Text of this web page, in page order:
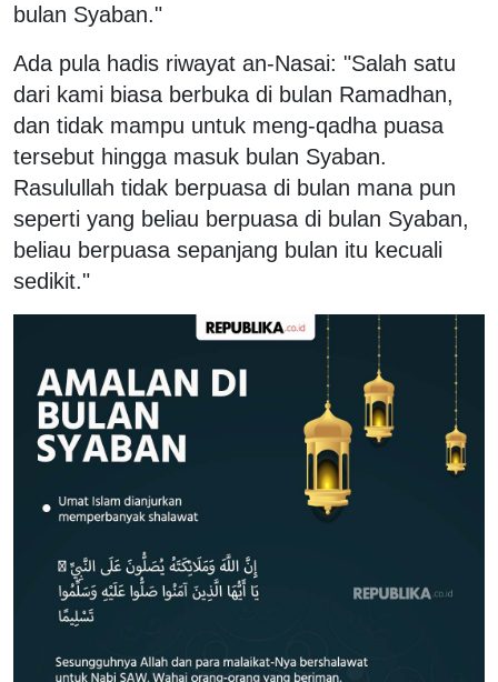
bulan Syaban."
Ada pula hadis riwayat an-Nasai: "Salah satu
dari kami biasa berbuka di bulan Ramadhan,
dan tidak mampu untuk meng-qadha puasa
tersebut hingga masuk bulan Syaban.
Rasulullah tidak berpuasa di bulan mana pun
seperti yang beliau berpuasa di bulan Syaban,
beliau berpuasa sepanjang bulan itu kecuali
sedikit."